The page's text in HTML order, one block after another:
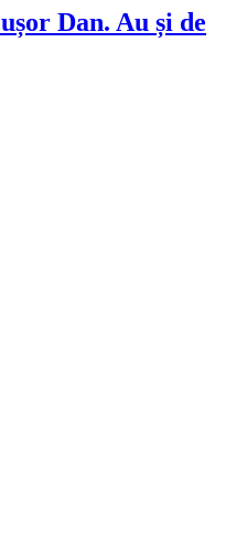
Dan. Au și de